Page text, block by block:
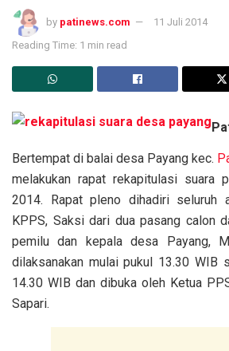
by patinews.com
11 Juli 2014
Reading Time: 1 min read
Bertempat di balai desa Payang kec.
melakukan rapat rekapitulasi suara
2014. Rapat pleno dihadiri seluruh
KPPS, Saksi dari dua pasang calon
pemilu dan kepala desa Payang,
dilaksanakan mulai pukul 13.30 WIB
14.30 WIB dan dibuka oleh Ketua
Sapari.